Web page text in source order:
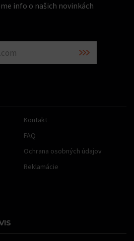
info o našich novinkách
Kontakt
FAQ
Ochrana osobných údajov
Reklamácie